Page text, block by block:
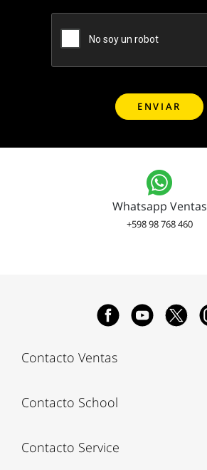
Whatsapp Ventas
+598 98 768 460
Contacto Ventas
Contacto School
Contacto Service